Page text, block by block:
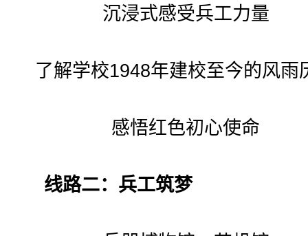
沉浸式感受兵工力量
了解学校1948年建校至今的风雨
感悟红色初心使命
线路二：兵工筑梦